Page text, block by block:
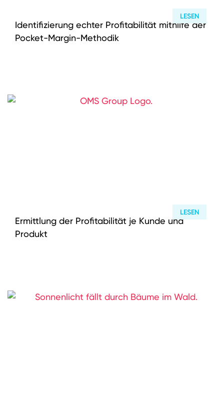
LESEN
Identifizierung echter Profitabilität mithilfe der
Pocket-Margin-Methodik
LESEN
Ermittlung der Profitabilität je Kunde und
Produkt